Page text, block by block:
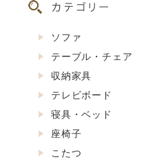
ソファ
テーブル・チェア
収納家具
テレビボード
寝具・ベッド
座椅子
こたつ